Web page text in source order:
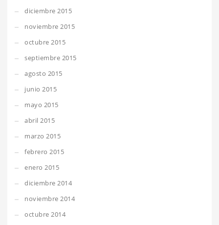
diciembre 2015
noviembre 2015
octubre 2015
septiembre 2015
agosto 2015
junio 2015
mayo 2015
abril 2015
marzo 2015
febrero 2015
enero 2015
diciembre 2014
noviembre 2014
octubre 2014